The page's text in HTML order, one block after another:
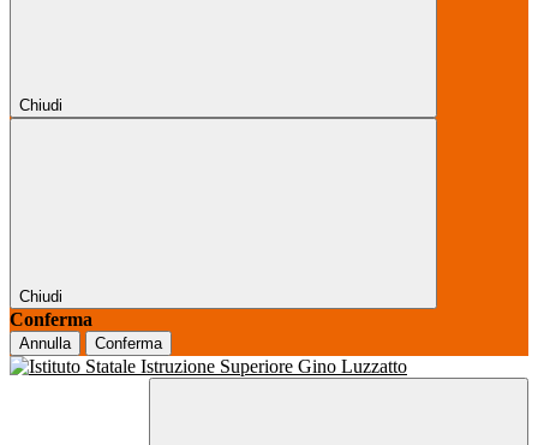
Chiudi
Chiudi
Conferma
Annulla Conferma